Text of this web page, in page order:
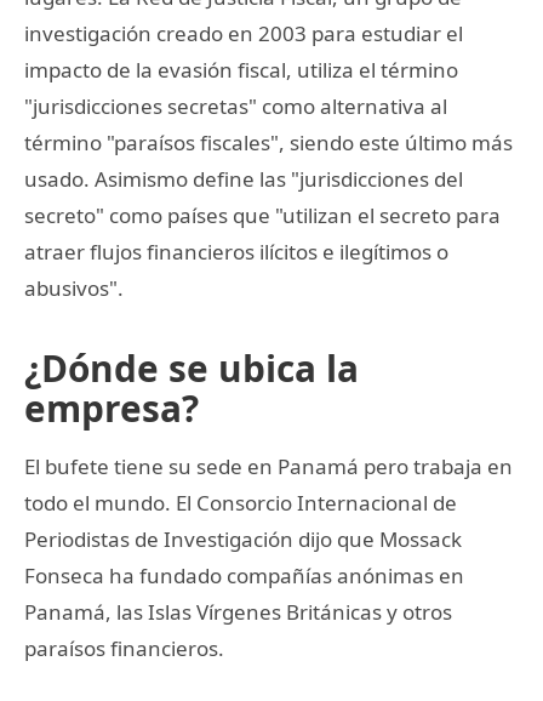
investigación creado en 2003 para estudiar el
impacto de la evasión fiscal, utiliza el término
"jurisdicciones secretas" como alternativa al
término "paraísos fiscales", siendo este último más
usado. Asimismo define las "jurisdicciones del
secreto" como países que "utilizan el secreto para
atraer flujos financieros ilícitos e ilegítimos o
abusivos".
¿Dónde se ubica la
empresa?
El bufete tiene su sede en Panamá pero trabaja en
todo el mundo. El Consorcio Internacional de
Periodistas de Investigación dijo que Mossack
Fonseca ha fundado compañías anónimas en
Panamá, las Islas Vírgenes Británicas y otros
paraísos financieros.